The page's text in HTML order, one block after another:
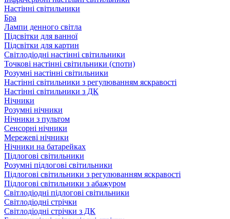
Настінні світильники
Бра
Лампи денного світла
Підсвітки для ванної
Підсвітки для картин
Світлодіодні настінні світильники
Точкові настінні світильники (споти)
Розумні настінні світильники
Настінні світильники з регулюванням яскравості
Настінні світильники з ДК
Нічники
Розумні нічники
Нічники з пультом
Сенсорні нічники
Мережеві нічники
Нічники на батарейках
Підлогові світильники
Розумні підлогові світильники
Підлогові світильники з регулюванням яскравості
Підлогові світильники з абажуром
Світлодіодні підлогові світильники
Світлодіодні стрічки
Світлодіодні стрічки з ДК